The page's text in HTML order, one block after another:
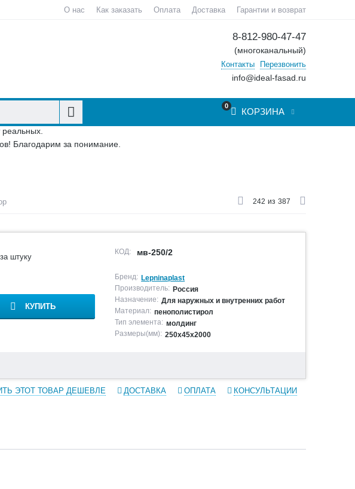
О нас Как заказать Оплата Доставка Гарантии и возврат
8-812-980-47-47
(многоканальный)
Контакты Перезвонить
info@ideal-fasad.ru
0
КОРЗИНА
Благодарим за понимание.
242 из 387
штуку
КУПИТЬ
КОД: мв-250/2
Бренд: Lepninaplast
Производитель: Россия
Назначение: Для наружных и внутренних работ
Материал: пенополистирол
Тип элемента: молдинг
Размеры(мм): 250х45х2000
ЭТОТ ТОВАР ДЕШЕВЛЕ ДОСТАВКА ОПЛАТА КОНСУЛЬТАЦИИ